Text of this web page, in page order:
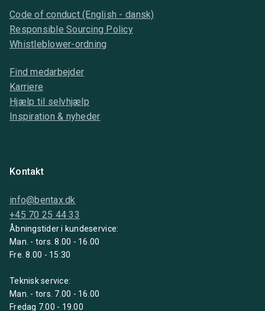
Code of conduct (English - dansk)
Responsible Sourcing Policy
Whistleblower-ordning
Find medarbejder
Karriere
Hjælp til selvhjælp
Inspiration & nyheder
Kontakt
info@bentax.dk
+45 70 25 44 33
Åbningstider i kundeservice:
Man. - tors. 8.00 - 16.00
Fre. 8.00 - 15:30
Teknisk service:
Man. - tors. 7.00 - 16.00
Fredag 7.00 - 19.00